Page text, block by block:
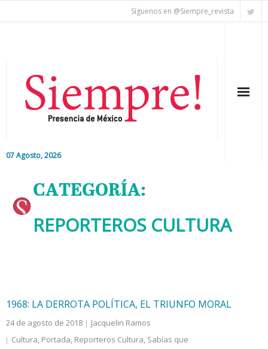
Síguenos en @Siempre_revista
07 Agosto, 2026
Editorial
Nacional
Cultura
CATEGORÍA:
REPORTEROS CULTURA
1968: LA DERROTA POLÍTICA, EL TRIUNFO MORAL
24 de agosto de 2018
Jacquelin Ramos
Cultura, Portada, Reporteros Cultura, Sabías que